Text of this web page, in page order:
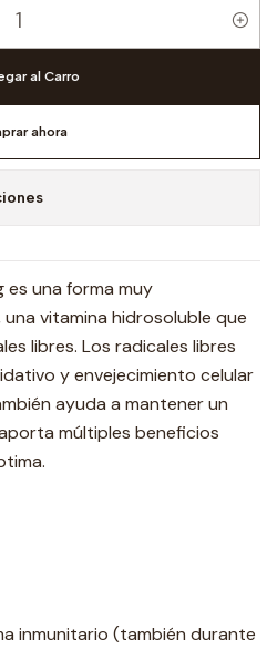
al Carro
ahora
es una forma muy
vitamina hidrosoluble que
libres. Los radicales libres
y envejecimiento celular
ayuda a mantener un
múltiples beneficios
inmunitario (también durante